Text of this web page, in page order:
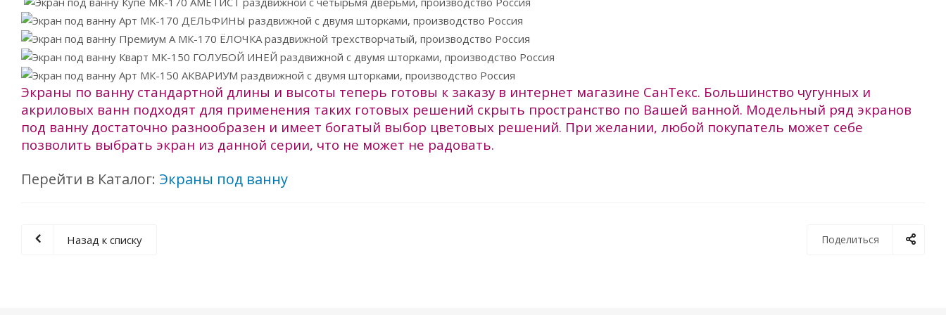
Экраны по ванну стандартной длины и высоты теперь готовы к заказу в интернет магазине СанТекс. Большинство чугунных и
акриловых ванн подходят для применения таких готовых решений скрыть пространство по Вашей ванной. Модельный ряд экранов
под ванну достаточно разнообразен и имеет богатый выбор цветовых решений. При желании, любой покупатель может себе
позволить выбрать экран из данной серии, что не может не радовать.
Перейти в Каталог: Экраны под ванну
Поделиться
Назад к списку